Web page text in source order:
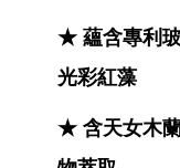
★ 蘊含專利
光彩紅藻
★ 含天女木